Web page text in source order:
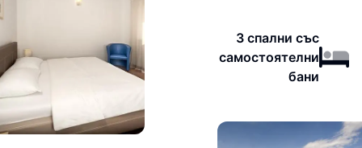
3 спални със
самостоятелни
бани